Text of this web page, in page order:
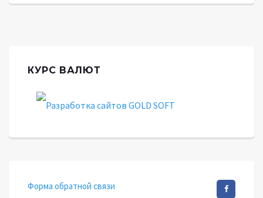
КУРС ВАЛЮТ
Форма обратной связи